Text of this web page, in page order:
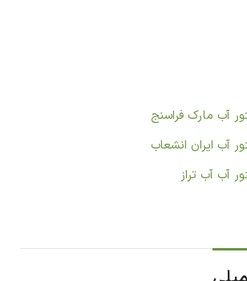
آب مارک فراسنج
آب ایران انشعاب
آب آب تراز